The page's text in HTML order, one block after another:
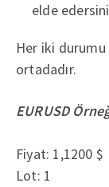
elde
Her iki durumu
ortadadır.
EURUSD
Fiyat: 1,1200 $
Lot: 1